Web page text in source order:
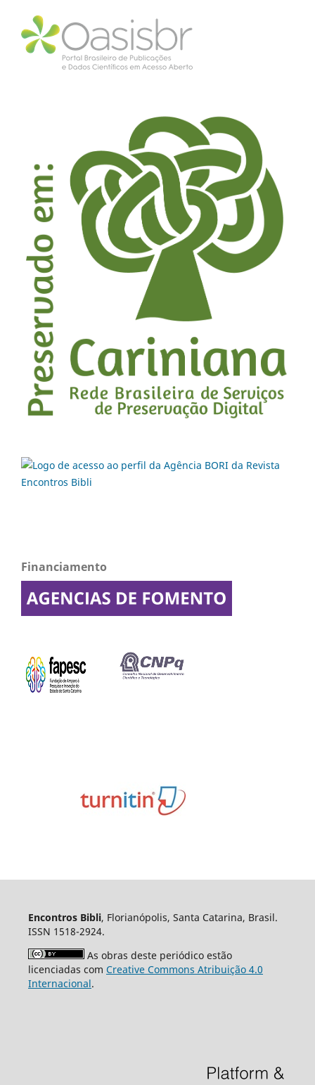
Financiamento
Encontros Bibli, Florianópolis, Santa Catarina, Brasil.
ISSN 1518-2924.
As obras deste periódico estão
licenciadas com Creative Commons Atribuição 4.0
Internacional.